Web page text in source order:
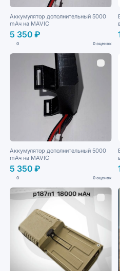
Аккумулятор дополнительный 5000
mАч на MAVIС
5 350 ₽
0 0 оценок
Аккумулятор дополнительный 5000
mАч на MAVIС
5 350 ₽
0 0 оценок